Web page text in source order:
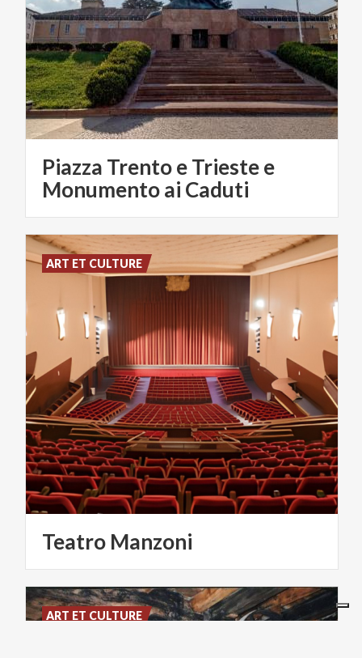
Piazza Trento e Trieste e
Monumento ai Caduti
Teatro Manzoni
ART ET CULTURE
ART ET CULTURE